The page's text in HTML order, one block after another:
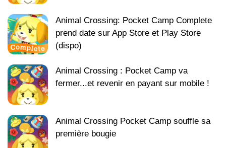
Animal Crossing: Pocket Camp Complete
prend date sur App Store et Play Store
(dispo)
Animal Crossing : Pocket Camp va
fermer...et revenir en payant sur mobile !
Animal Crossing Pocket Camp souffle sa
première bougie